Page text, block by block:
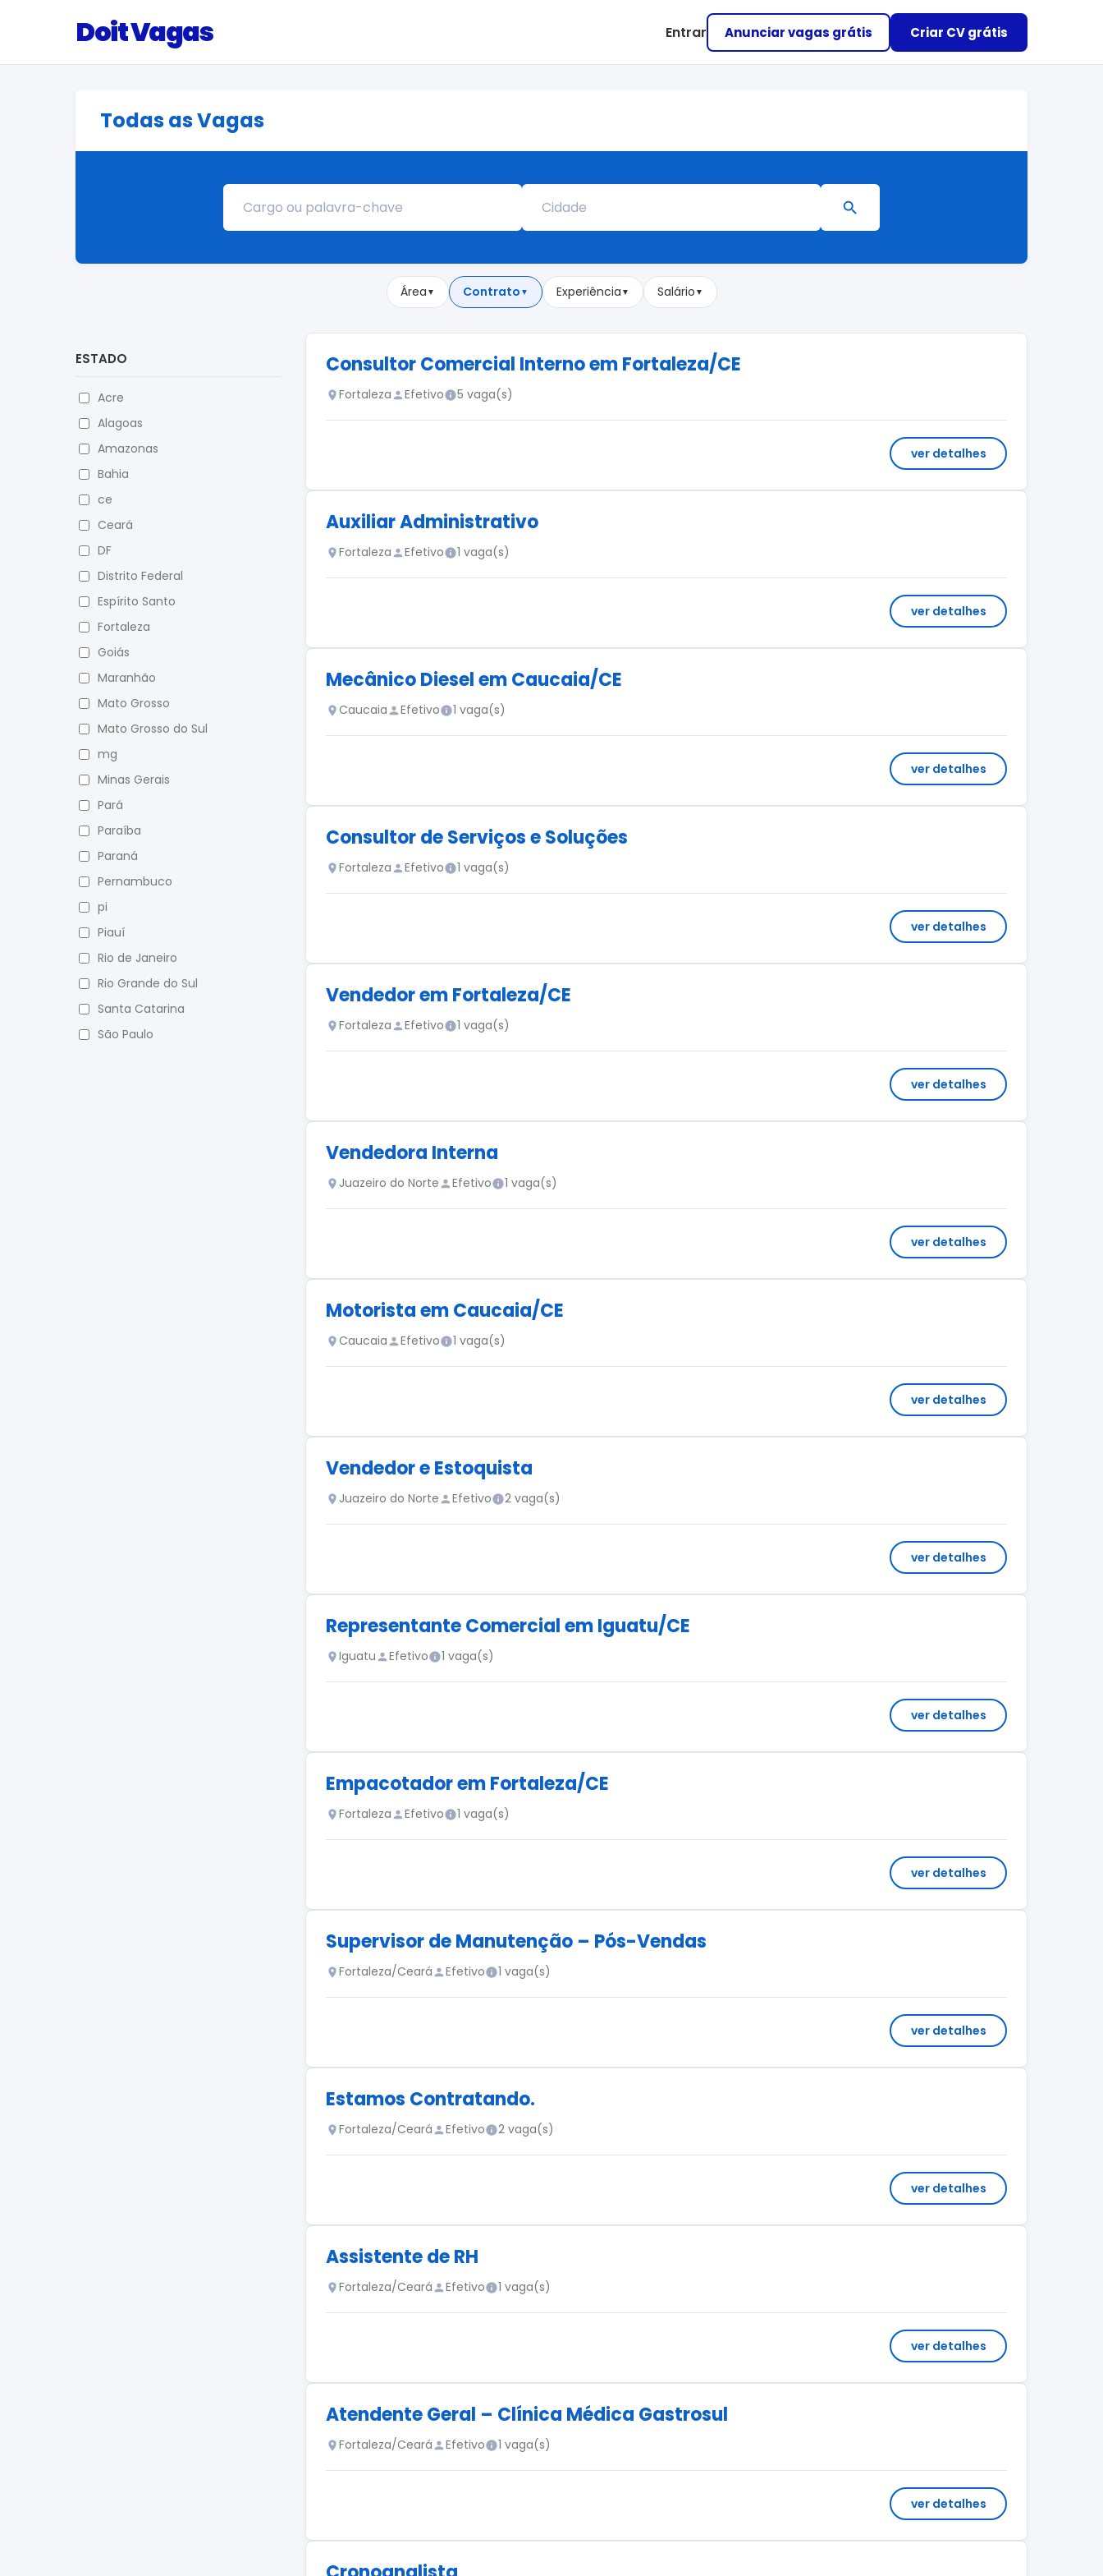
Doit Vagas Entrar Anunciar vagas grátis Criar CV grátis
Todas as Vagas
Área ▼ Contrato ▼ Experiência ▼ Salário ▼
ESTADO
Acre
Alagoas
Amazonas
Bahia
ce
Ceará
DF
Distrito Federal
Espírito Santo
Fortaleza
Goiás
Maranhão
Mato Grosso
Mato Grosso do Sul
mg
Minas Gerais
Pará
Paraíba
Paraná
Pernambuco
pi
Piauí
Rio de Janeiro
Rio Grande do Sul
Santa Catarina
São Paulo
Consultor Comercial Interno em Fortaleza/CE
Fortaleza Efetivo 5 vaga(s)
ver detalhes
Auxiliar Administrativo
Fortaleza Efetivo 1 vaga(s)
ver detalhes
Mecânico Diesel em Caucaia/CE
Caucaia Efetivo 1 vaga(s)
ver detalhes
Consultor de Serviços e Soluções
Fortaleza Efetivo 1 vaga(s)
ver detalhes
Vendedor em Fortaleza/CE
Fortaleza Efetivo 1 vaga(s)
ver detalhes
Vendedora Interna
Juazeiro do Norte Efetivo 1 vaga(s)
ver detalhes
Motorista em Caucaia/CE
Caucaia Efetivo 1 vaga(s)
ver detalhes
Vendedor e Estoquista
Juazeiro do Norte Efetivo 2 vaga(s)
ver detalhes
Representante Comercial em Iguatu/CE
Iguatu Efetivo 1 vaga(s)
ver detalhes
Empacotador em Fortaleza/CE
Fortaleza Efetivo 1 vaga(s)
ver detalhes
Supervisor de Manutenção – Pós-Vendas
Fortaleza/Ceará Efetivo 1 vaga(s)
ver detalhes
Estamos Contratando.
Fortaleza/Ceará Efetivo 2 vaga(s)
ver detalhes
Assistente de RH
Fortaleza/Ceará Efetivo 1 vaga(s)
ver detalhes
Atendente Geral – Clínica Médica Gastrosul
Fortaleza/Ceará Efetivo 1 vaga(s)
ver detalhes